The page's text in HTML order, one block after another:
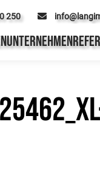
250
UNTERNEHMEN